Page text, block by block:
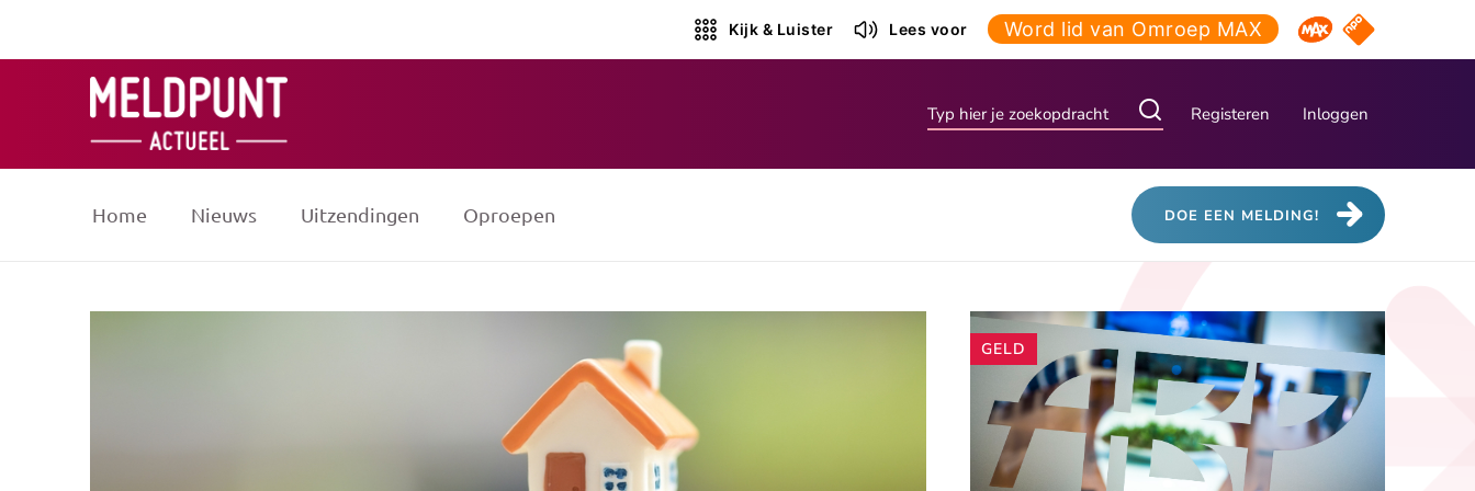
Kijk & Luister Lees voor Word lid van Omroep MAX Omroep MAX
NPO Start
Registeren Inloggen
Home Nieuws Uitzendingen Oproepen DOE EEN MELDING!
Andere
artikelen
GELD